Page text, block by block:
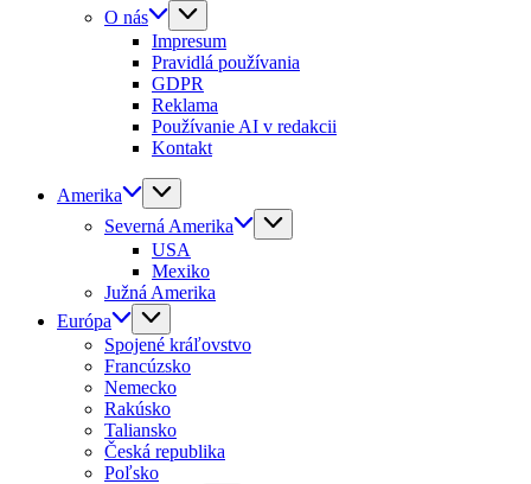
O nás
Impresum
Pravidlá používania
GDPR
Reklama
Používanie AI v redakcii
Kontakt
Amerika
Severná Amerika
USA
Mexiko
Južná Amerika
Európa
Spojené kráľovstvo
Francúzsko
Nemecko
Rakúsko
Taliansko
Česká republika
Poľsko